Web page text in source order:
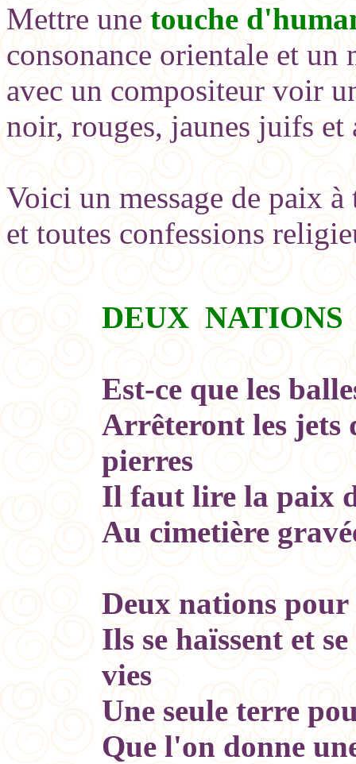
Mettre unetouche
consonance orientale et un
avec un compositeur voir
noir, rouges, jaunes juifs et
Voici un message de paix
et toutes confessions
DEUX NATIONS
Est-ce que les
Arrêteront les jets
Il faut lire la paix
Au cimetière
Deux nations pour
Ils se haïssent et
vies
Une seule terre
Que l'on donne